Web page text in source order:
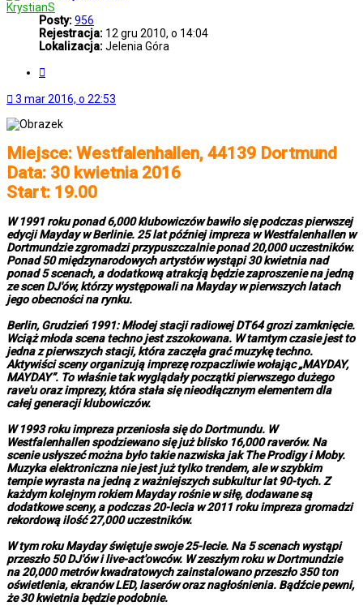
KrystianS
Posty:956
Rejestracja: 12 gru 2010, o 14:04
Lokalizacja:Jelenia Góra
3 mar 2016, o 22:53
Miejsce: Westfalenhallen, 44139 Dortmund
Data: 30 kwietnia 2016
Start: 19.00
W 1991 roku ponad 6,000 klubowiczów bawiło się podczas pierwszej
edycji Mayday w Berlinie. 25 lat później impreza w Westfalenhallen w
Dortmundzie zgromadzi przypuszczalnie ponad 20,000 uczestników.
Ponad 50 międzynarodowych artystów wystąpi 30 kwietnia nad
ponad 5 scenach, a dodatkową atrakcją będzie zaproszenie na jedną
ze scen DJ'ów, którzy występowali na Mayday w pierwszych latach
jego obecności na rynku.
Berlin, Grudzień 1991: Młodej stacji radiowej DT64 grozi zamknięcie.
Wciąż młoda scena techno jest zszokowana. W tamtym czasie jest to
jedna z pierwszych stacji, która zaczęła grać muzykę techno.
Aktywiści sceny organizują imprezę rozpaczliwie wołając „MAYDAY,
MAYDAY”. To właśnie tak wyglądały początki pierwszego dużego
rave'u oraz imprezy, która stała się nieodłącznym elementem dla
całej generacji klubowiczów.
W 1993 roku impreza przeniosła się do Dortmundu. W
Westfalenhallen spodziewano się już blisko 16,000 raverów. Na
scenie usłyszeć można było takie nazwiska jak The Prodigy i Moby.
Muzyka elektroniczna nie jest już tylko trendem, ale w szybkim
tempie wyrasta na jedną z ważniejszych subkultur lat 90-tych. Z
każdym kolejnym rokiem Mayday rośnie w siłę, dodawane są
dodatkowe sceny, a podczas 20-lecia w 2011 roku impreza gromadzi
rekordową ilość 27,000 uczestników.
W tym roku Mayday świętuje swoje 25-lecie. Na 5 scenach wystąpi
przeszło 50 DJ'ów i live-act'owców. W zeszłym roku w Dortmundzie
na 20,000 metrów kwadratowych zainstalowano przeszło 350 ton
oświetlenia, ekranów LED, laserów oraz nagłośnienia. Bądźcie pewni,
że 30 kwietnia będzie podobnie.